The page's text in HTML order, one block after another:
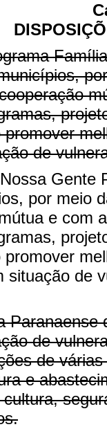
de
Gente
por meio
e com
situação de
Paranaense
de
de
e